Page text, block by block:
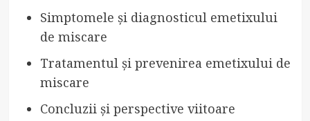
Simptomele și diagnosticul emetixului
de miscare
Tratamentul și prevenirea emetixului de
miscare
Concluzii și perspective viitoare